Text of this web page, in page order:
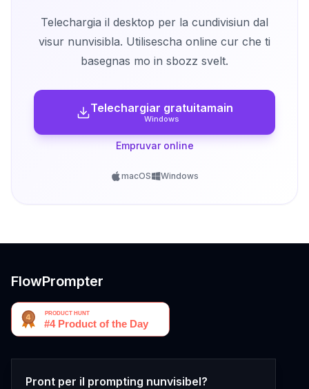
Telechargia il desktop per la cundivisiun dal
visur nunvisibla. Utilisescha online cur che ti
basegnas mo in sbozz svelt.
Telechargiar gratuitamain
Windows
Empruvar online
macOS Windows
FlowPrompter
Pront per il prompting nunvisibel?